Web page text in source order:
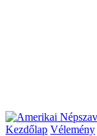
Kezdőlap Vélemény